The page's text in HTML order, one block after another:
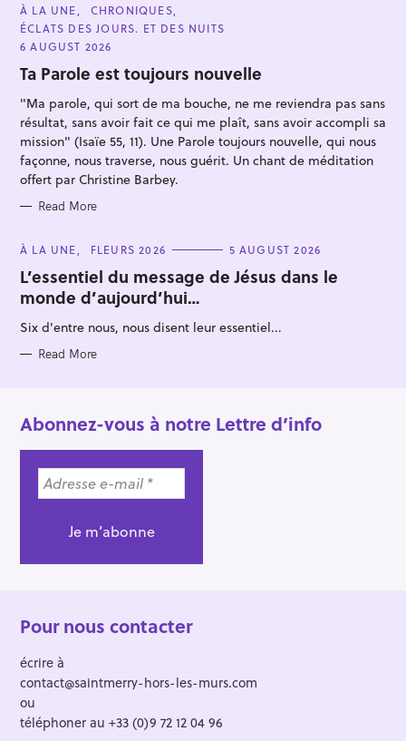
C
A
T
E
G
O
R
E
À LA UNE
CHRONIQUES
ÉCLATS DES JOURS. ET DES NUITS
6 AUGUST 2026
Ta Parole est toujours nouvelle
"Ma parole, qui sort de ma bouche, ne me reviendra pas sans
résultat, sans avoir fait ce qui me plaît, sans avoir accompli sa
mission" (Isaïe 55, 11). Une Parole toujours nouvelle, qui nous
façonne, nous traverse, nous guérit. Un chant de méditation
offert par Christine Barbey.
Read More
C
T
E
G
O
R
I
S
À LA UNE FLEURS 2026 5 AUGUST 2026
L’essentiel du message de Jésus dans le
monde d’aujourd’hui…
Six d'entre nous, nous disent leur essentiel...
Read More
Abonnez-vous à notre Lettre d’info
Pour nous contacter
écrire à
contact@saintmerry-hors-les-murs.com
ou
téléphoner au +33 (0)9 72 12 04 96
S
e
a
r
c
h
f
o
r